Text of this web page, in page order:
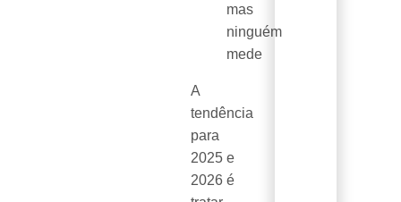
mas
ninguém
mede
A
tendência
para
2025 e
2026 é